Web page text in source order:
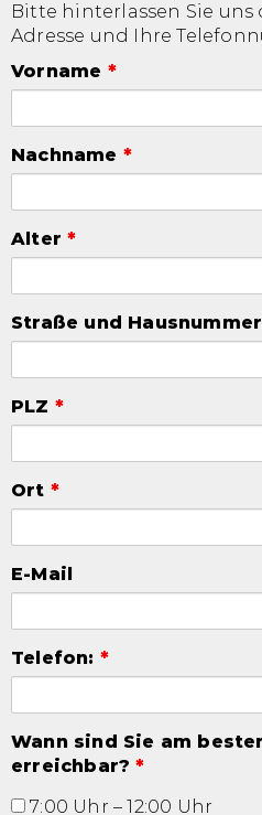
Bitte hinterlassen Sie uns
Adresse und Ihre
Vorname *
Nachname *
Alter*
Straße und
PLZ *
Ort *
E-Mail
Telefon: *
Wann sind Sie am
erreichbar?*
7:00 Uhr – 12:00 Uhr